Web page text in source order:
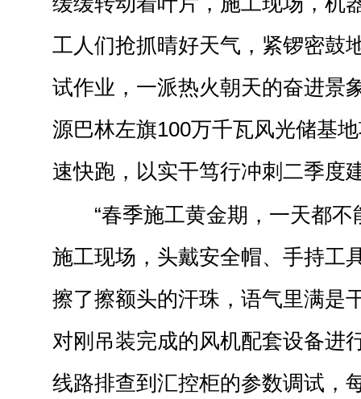
工人们抢抓晴好天气，紧锣密鼓
试作业，一派热火朝天的奋进景
源巴林左旗100万千瓦风光储基
速快跑，以实干笃行冲刺二季度
“春季施工黄金期，一天都
施工现场，头戴安全帽、手持工
擦了擦额头的汗珠，语气里满是
对刚吊装完成的风机配套设备进
线路排查到汇控柜的参数调试，